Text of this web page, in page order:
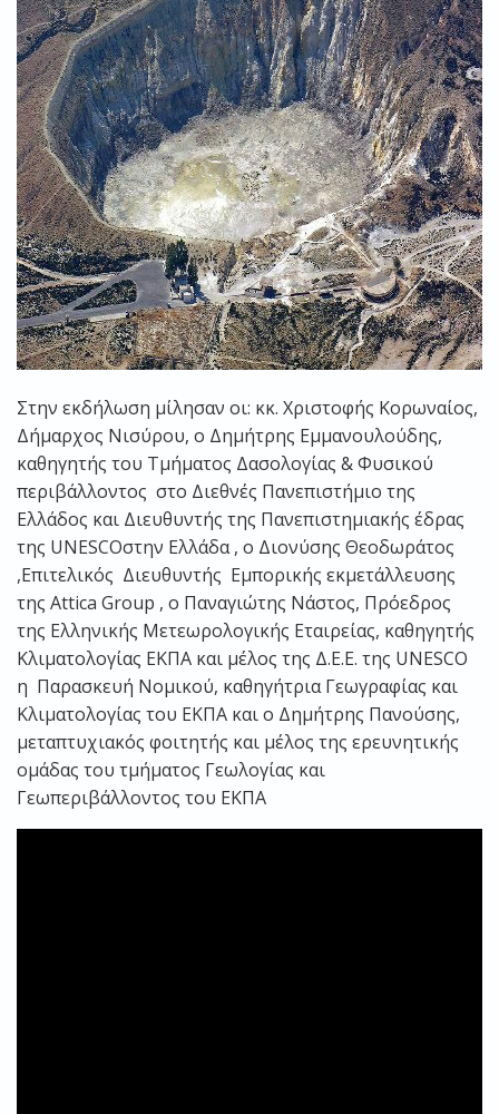
Στην εκδήλωση μίλησαν οι: κκ. Χριστοφής Κορωναίος,
Δήμαρχος Νισύρου, ο Δημήτρης Εμμανουλούδης,
καθηγητής του Τμήματος Δασολογίας & Φυσικού
περιβάλλοντος στο Διεθνές Πανεπιστήμιο της
Ελλάδος και Διευθυντής της Πανεπιστημιακής έδρας
της UNESCOστην Ελλάδα , ο Διονύσης Θεοδωράτος
,Επιτελικός Διευθυντής Εμπορικής εκμετάλλευσης
της Attica Group , ο Παναγιώτης Νάστος, Πρόεδρος
της Ελληνικής Μετεωρολογικής Εταιρείας, καθηγητής
Κλιματολογίας ΕΚΠΑ και μέλος της Δ.Ε.Ε. της UNESCO
η Παρασκευή Νομικού, καθηγήτρια Γεωγραφίας και
Κλιματολογίας του ΕΚΠΑ και ο Δημήτρης Πανούσης,
μεταπτυχιακός φοιτητής και μέλος της ερευνητικής
ομάδας του τμήματος Γεωλογίας και
Γεωπεριβάλλοντος του ΕΚΠΑ